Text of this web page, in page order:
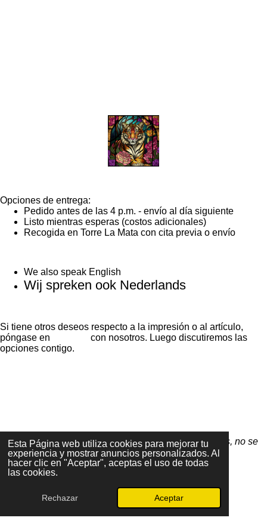
Esta Página web utiliza cookies para mejorar tu
experiencia y mostrar anuncios personalizados. Al
hacer clic en "Aceptar", aceptas el uso de todas
las cookies.
Rechazar Aceptar
Opciones de entrega:
Pedido antes de las 4 p.m. - envío al día siguiente
Listo mientras esperas (costos adicionales)
Recogida en Torre La Mata con cita previa o envío
We also speak English
Wij spreken ook Nederlands
Si tiene otros deseos respecto a la impresión o al artículo,
póngase en
con nosotros. Luego discutiremos las
opciones contigo.
e
b
o
o
k
Debido a que todos los artículos son personalizados, no se
pueden devolver ni cambiar
© 2024 One by One Printing